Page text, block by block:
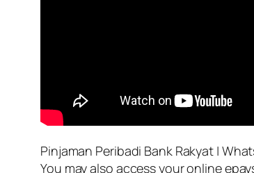
Pinjaman Peribadi Bank Rakyat |
You may also access your online